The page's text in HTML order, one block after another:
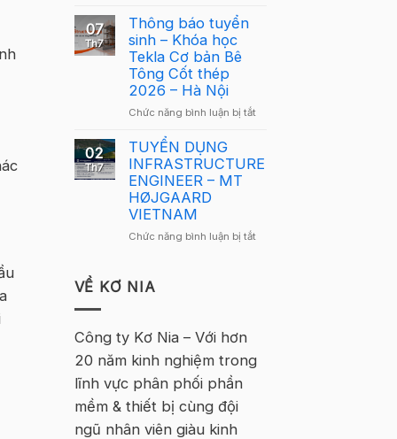
Hà
quay
tại
07
Th7
Thông báo tuyển
sinh – Khóa học
Tekla Cơ bản Bê
Tông Cốt thép
2026 – Hà Nội
Chức năng bình luận bị tắtở
tuyển
Tekla
–
02
Th7
TUYỂN DỤNG
INFRASTRUCTURE
ENGINEER – MT
HØJGAARD
VIETNAM
Chức năng bình luận bị tắtở
VIETNAM
VỀ KƠ NIA
Công ty Kơ Nia – Với hơn
20 năm kinh nghiệm trong
lĩnh vực phân phối phần
mềm & thiết bị cùng đội
ngũ nhân viên giàu kinh